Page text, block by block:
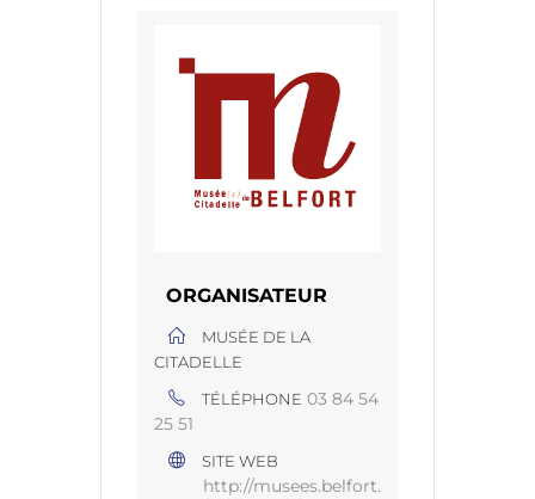
ORGANISATEUR
MUSÉE DE LA
CITADELLE
TÉLÉPHONE 03 84 54
25 51
SITE WEB
http://musees.belfort.